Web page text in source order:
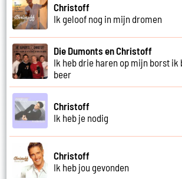
Christoff
Ik geloof nog in mijn dromen
Die Dumonts en Christoff
Ik heb drie haren op mijn borst ik
beer
Christoff
Ik heb je nodig
Christoff
Ik heb jou gevonden